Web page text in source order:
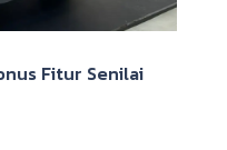
Fitur Senilai